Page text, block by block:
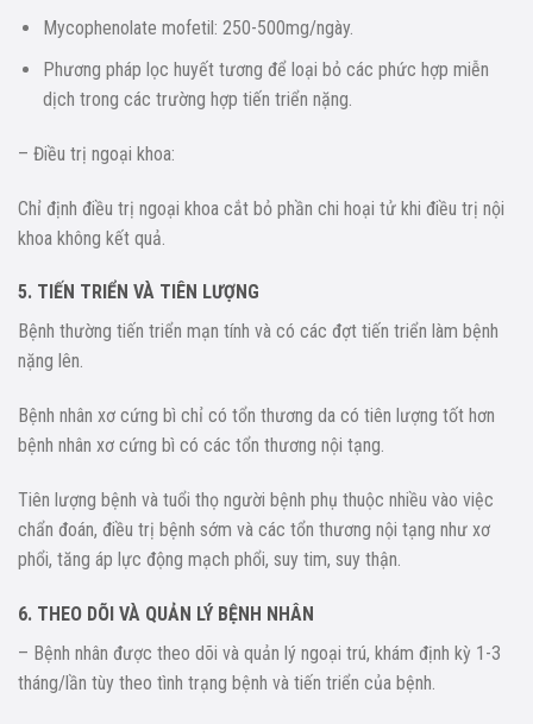
Mycophenolate mofetil: 250-500mg/ngày.
Phương pháp lọc huyết tương để loại bỏ các phức hợp miễn
dịch trong các trường hợp tiến triển nặng.
– Điều trị ngoại khoa:
Chỉ định điều trị ngoại khoa cắt bỏ phần chi hoại tử khi điều trị nội
khoa không kết quả.
5. TIẾN TRIỂN VÀ TIÊN LƯỢNG
Bệnh thường tiến triển mạn tính và có các đợt tiến triển làm bệnh
nặng lên.
Bệnh nhân xơ cứng bì chỉ có tổn thương da có tiên lượng tốt hơn
bệnh nhân xơ cứng bì có các tổn thương nội tạng.
Tiên lượng bệnh và tuổi thọ người bệnh phụ thuộc nhiều vào việc
chẩn đoán, điều trị bệnh sớm và các tổn thương nội tạng như xơ
phổi, tăng áp lực động mạch phổi, suy tim, suy thận.
6. THEO DÕI VÀ QUẢN LÝ BỆNH NHÂN
– Bệnh nhân được theo dõi và quản lý ngoại trú, khám định kỳ 1-3
tháng/lần tùy theo tình trạng bệnh và tiến triển của bệnh.